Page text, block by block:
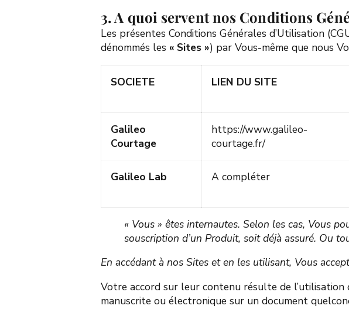
3. A quoi servent nos Conditions
Les présentes Conditions Générales d’Utilisation
dénommés les « Sites ») par Vous-même que nous
SOCIETE LIEN DU SITE
Galileo
Courtage
https://www.galileo-
courtage.fr/
Galileo Lab A compléter
« Vous » êtes internautes. Selon les cas, Vous
souscription d’un Produit, soit déjà assuré. Ou
En accédant à nos Sites et en les utilisant, Vous
Votre accord sur leur contenu résulte de l’utilisation
manuscrite ou électronique sur un document